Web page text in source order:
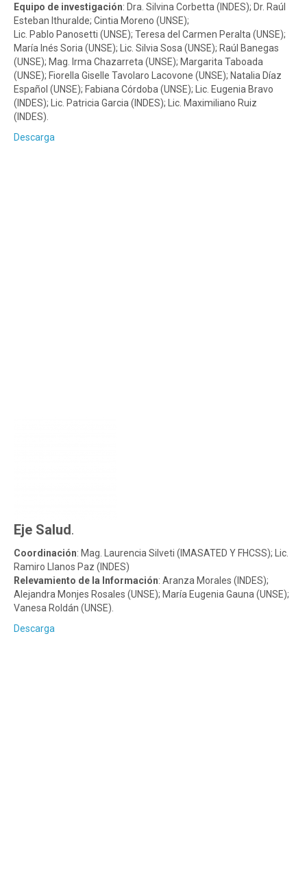
Equipo de investigación: Dra. Silvina Corbetta (INDES); Dr. Raúl
Esteban Ithuralde; Cintia Moreno (UNSE);
Lic. Pablo Panosetti (UNSE); Teresa del Carmen Peralta (UNSE);
María Inés Soria (UNSE); Lic. Silvia Sosa (UNSE); Raúl Banegas
(UNSE); Mag. Irma Chazarreta (UNSE); Margarita Taboada
(UNSE); Fiorella Giselle Tavolaro Lacovone (UNSE); Natalia Díaz
Español (UNSE); Fabiana Córdoba (UNSE); Lic. Eugenia Bravo
(INDES); Lic. Patricia Garcia (INDES); Lic. Maximiliano Ruiz
(INDES).
Descarga
Eje Salud.
Coordinación: Mag. Laurencia Silveti (IMASATED Y FHCSS); Lic.
Ramiro Llanos Paz (INDES)
Relevamiento de la Información: Aranza Morales (INDES);
Alejandra Monjes Rosales (UNSE); María Eugenia Gauna (UNSE);
Vanesa Roldán (UNSE).
Descarga